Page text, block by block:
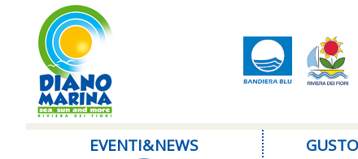
EVENTI & NEWS